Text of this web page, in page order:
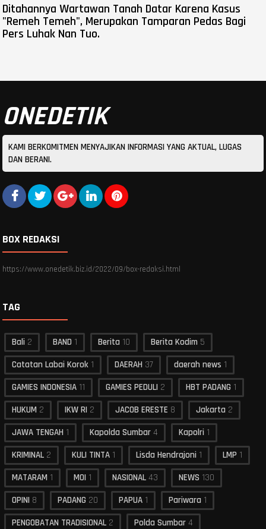
Ditahannya Wartawan Tanah Datar Karena Kasus
"Remeh Temeh", Merupakan Tamparan Pedas Bagi
Pers Luhak Nan Tuo.
ONEDETIK
KAMI BERKOMITMEN MENYAJIKAN INFORMASI YANG AKTUAL, LUGAS
DAN BERANI.
BOX REDAKSI
https://www.onedetik.biz.id/2022/09/box-redaksi.html
TAG
Bali 2 BAND 1 Berita 10 Berita Kodim 5
Catatan Labai Korok 1 DAERAH 37 daerah news 1
GAMIES INDONESIA 11 GAMIES PEDULI 2 HBT PADANG 1
HUKUM 2 IKW RI 2 JACOB ERESTE 8 Jakarta 2
JAWA TENGAH 1 Kapolda Sumbar 4 Kapolri 1
KRIMINAL 2 KULI TINTA 1 Lisda Hendrajoni 1 LMP 1
MATARAM 1 MOI 1 NASIONAL 43 NEWS 130
OPINI 8 PADANG 20 PAPUA 1 Pariwara 1
PENGOBATAN TRADISIONAL 2 Polda Sumbar 4